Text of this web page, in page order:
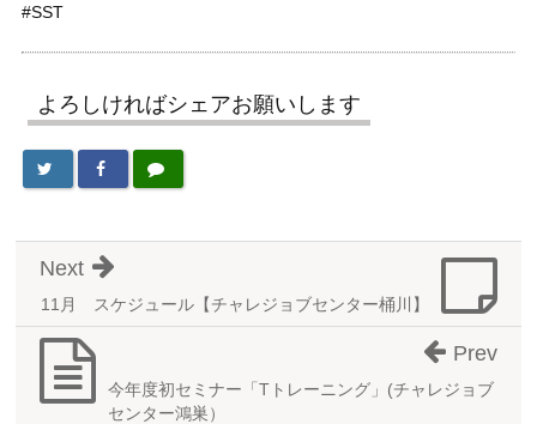
#SST
よろしければシェアお願いします
11月 スケジュール【チャレジョブセンター桶川】
Next
今年度初セミナー「Tトレーニング」(チャレジョブ
センター鴻巣）
Prev